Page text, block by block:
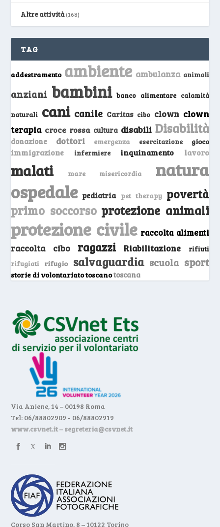
Altre attività(168)
TAG
addestramento ambiente ambulanza animali
anziani bambini banco alimentare calamità
naturali cani canile Caritas cibo clown clown
terapia croce rossa cultura disabili Disabilità
donazione dottori emergenza esercitazione gioco
immigrazione infermiere inquinamento lavoro
malati mare misericordia natura
ospedale pediatria pet therapy povertà
primo soccorso protezione animali
protezione civile raccolta alimenti
raccolta cibo ragazzi Riabilitazione
rifiuti
rifugiati
rifugio salvaguardia scuola sport
storie di volontariato toscanotoscana
Via Aniene, 14 – 00198 Roma
Tel: 06/88802909 - 06/88802919
www.csvnet.it– segreteria@csvnet.it
Corso San Martino, 8 – 10122 Torino